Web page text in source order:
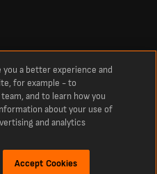
a better experience and
for example - to
and to learn how you
about your use of
and analytics
Accept Cookies